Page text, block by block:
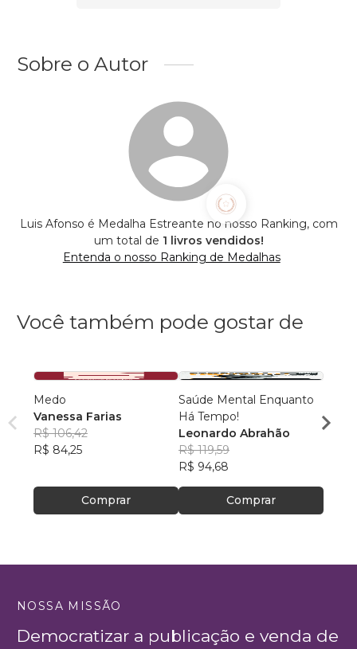
Sobre o Autor
Luis Afonso é Medalha Estreante no nosso Ranking, com
um total de 1 livros vendidos!
Entenda o nosso Ranking de Medalhas
Você também pode gostar de
Medo
Vanessa Farias
R$ 106,42
R$ 84,25
Comprar
Saúde Mental Enquanto
Há Tempo!
Leonardo Abrahão
R$ 119,59
R$ 94,68
Comprar
paz!
NOSSA MISSÃO
Democratizar a publicação e venda de